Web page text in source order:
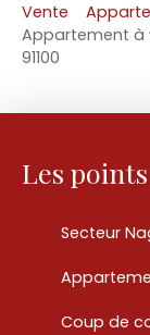
Vente
Appartement à
91100
Les
Secteur
Coup de